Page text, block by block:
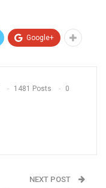
Google+
1481 Posts 0
NEXT POST